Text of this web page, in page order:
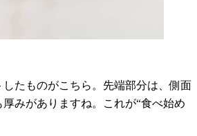
たものがこちら。先端部分は、側面
みがありますね。これが“食べ始め